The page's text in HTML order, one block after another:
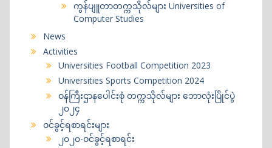
ကွန်ပျူတာတက္ကသိုလ်များ Universities of
Computer Studies
News
Activities
Universities Football Competition 2023
Universities Sports Competition 2024
ဝန်ကြီးဌာနပေါင်းစုံ တက္ကသိုလ်များ ဘောလုံးပြိုင်ပွဲ
၂၀၂၄
ဝင်ခွင့်ရစာရင်းများ
၂၀၂၀-ဝင်ခွင့်ရစာရင်း